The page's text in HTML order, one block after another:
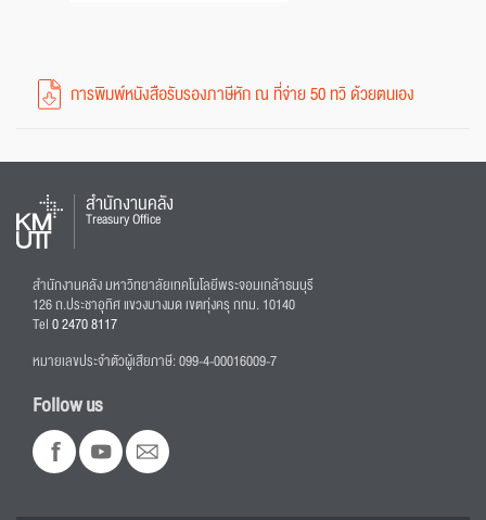
การพิมพ์หนังสือรับรองภาษีหัก ณ ที่จ่าย 50 ทวิ ด้วยตนเอง
สำนักงานคลัง
Treasury Office
สำนักงานคลัง มหาวิทยาลัยเทคโนโลยีพระจอมเกล้าธนบุรี
126 ถ.ประชาอุทิศ แขวงบางมด เขตทุ่งครุ กทม. 10140
Tel0 2470 8117
หมายเลขประจำตัวผู้เสียภาษี: 099-4-00016009-7
Follow us